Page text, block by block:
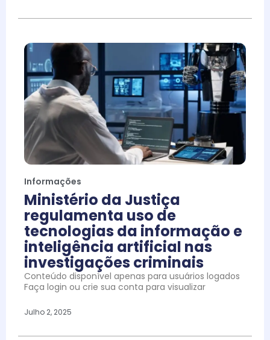
Informações
Ministério da Justiça
regulamenta uso de
tecnologias da informação e
inteligência artificial nas
investigações criminais
Conteúdo disponível apenas para usuários logados
Faça login ou crie sua conta para visualizar
Julho 2, 2025